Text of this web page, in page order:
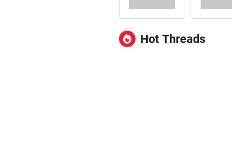
Hot Threads